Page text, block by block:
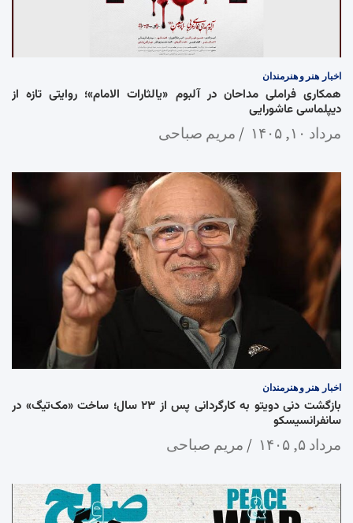
اخبار هنر و هنرمندان
همکاری فراملی مداحان در آلبوم «یالثارات الامام»؛ روایتی تازه از
دیپلماسی عاشورایی
مرداد ۱۰, ۱۴۰۵ مریم صباحی
اخبار هنر و هنرمندان
بازگشت دنی دویتو به کارگردانی پس از ۲۳ سال؛ ساخت «مک‌تیگ» در
سانفرانسیسکو
مرداد ۵, ۱۴۰۵ مریم صباحی